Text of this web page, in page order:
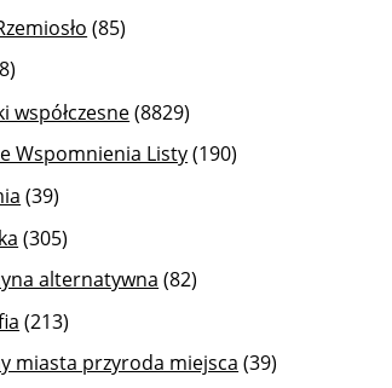
(85)
współczesne(8829)
Wspomnienia Listy(190)
(39)
(305)
alternatywna (82)
(213)
miasta przyroda miejsca (39)